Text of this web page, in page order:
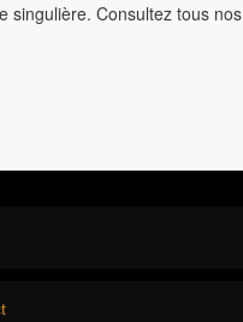
singulière. Consultez tous nos